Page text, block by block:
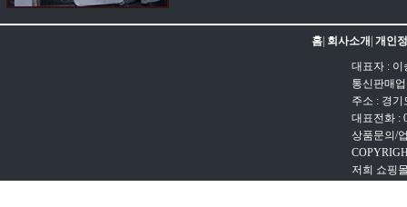
홈 회사소개 개인
대표자 : 이
통신판매
주소 : 경기
대표전화 :
상품문의/
저희 쇼핑